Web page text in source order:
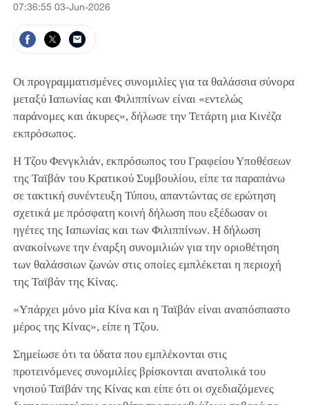
07:36:55 03-Jun-2026
Οι προγραμματισμένες συνομιλίες για τα θαλάσσια σύνορα
μεταξύ Ιαπωνίας και Φιλιππίνων είναι «εντελώς
παράνομες και άκυρες», δήλωσε την Τετάρτη μια Κινέζα
εκπρόσωπος.
Η Τζου Φενγκλιάν, εκπρόσωπος του Γραφείου Υποθέσεων
της Ταϊβάν του Κρατικού Συμβουλίου, είπε τα παραπάνω
σε τακτική συνέντευξη Τύπου, απαντώντας σε ερώτηση
σχετικά με πρόσφατη κοινή δήλωση που εξέδωσαν οι
ηγέτες της Ιαπωνίας και των Φιλιππίνων. Η δήλωση
ανακοίνωνε την έναρξη συνομιλιών για την οριοθέτηση
των θαλάσσιων ζωνών στις οποίες εμπλέκεται η περιοχή
της Ταϊβάν της Κίνας.
«Υπάρχει μόνο μία Κίνα και η Ταϊβάν είναι αναπόσπαστο
μέρος της Κίνας», είπε η Τζου.
Σημείωσε ότι τα ύδατα που εμπλέκονται στις
προτεινόμενες συνομιλίες βρίσκονται ανατολικά του
νησιού Ταϊβάν της Κίνας και είπε ότι οι σχεδιαζόμενες